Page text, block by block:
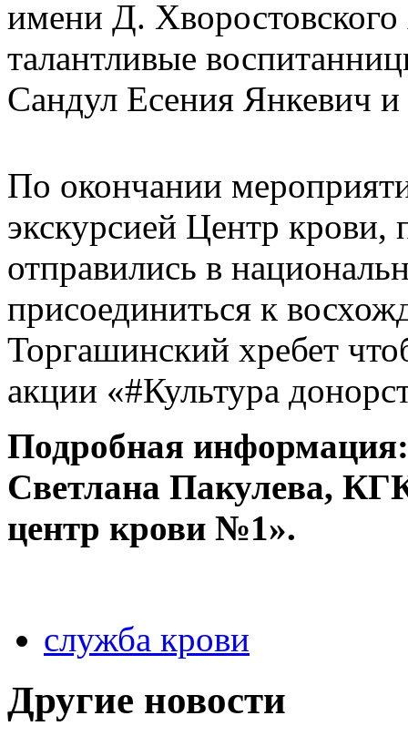
имени Д.
талантливые
Сандул Есения Янкевич
По окончании
экскурсией Центр крови,
отправились в
присоединиться к
Торгашинский хребет
акции «#Культура
Подробная информация:
Светлана Пакулева,
центр крови №1».
служба крови
Другие новости